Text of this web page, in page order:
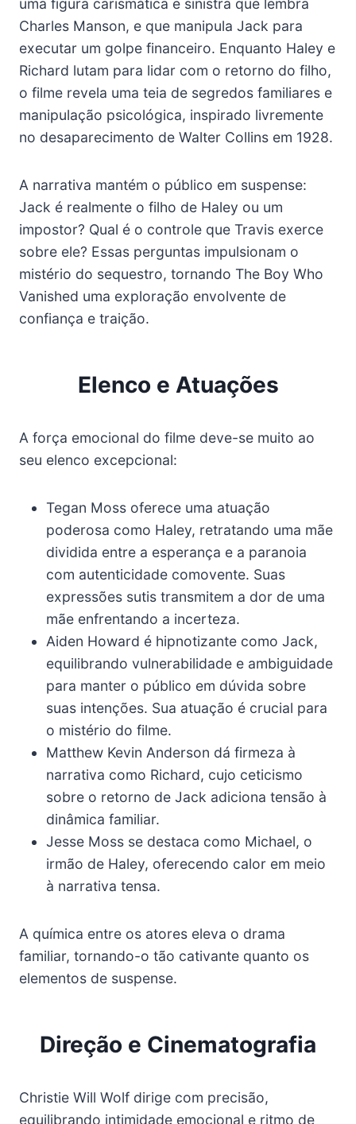
uma figura carismática e sinistra que lembra
Charles Manson, e que manipula Jack para
executar um golpe financeiro. Enquanto Haley e
Richard lutam para lidar com o retorno do filho,
o filme revela uma teia de segredos familiares e
manipulação psicológica, inspirado livremente
no desaparecimento de Walter Collins em 1928.
A narrativa mantém o público em suspense:
Jack é realmente o filho de Haley ou um
impostor? Qual é o controle que Travis exerce
sobre ele? Essas perguntas impulsionam o
mistério do sequestro, tornando The Boy Who
Vanished uma exploração envolvente de
confiança e traição.
Elenco e Atuações
A força emocional do filme deve-se muito ao
seu elenco excepcional:
Tegan Moss oferece uma atuação
poderosa como Haley, retratando uma mãe
dividida entre a esperança e a paranoia
com autenticidade comovente. Suas
expressões sutis transmitem a dor de uma
mãe enfrentando a incerteza.
Aiden Howard é hipnotizante como Jack,
equilibrando vulnerabilidade e ambiguidade
para manter o público em dúvida sobre
suas intenções. Sua atuação é crucial para
o mistério do filme.
Matthew Kevin Anderson dá firmeza à
narrativa como Richard, cujo ceticismo
sobre o retorno de Jack adiciona tensão à
dinâmica familiar.
Jesse Moss se destaca como Michael, o
irmão de Haley, oferecendo calor em meio
à narrativa tensa.
A química entre os atores eleva o drama
familiar, tornando-o tão cativante quanto os
elementos de suspense.
Direção e Cinematografia
Christie Will Wolf dirige com precisão,
equilibrando intimidade emocional e ritmo de